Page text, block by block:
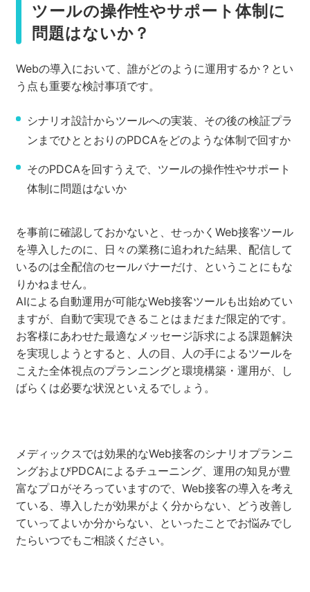
ツールの操作性やサポート体制に
問題はないか？
Webの導入において、誰がどのように運用するか？とい
う点も重要な検討事項です。
シナリオ設計からツールへの実装、その後の検証プラ
ンまでひととおりのPDCAをどのような体制で回すか
そのPDCAを回すうえで、ツールの操作性やサポート
体制に問題はないか
を事前に確認しておかないと、せっかくWeb接客ツール
を導入したのに、日々の業務に追われた結果、配信して
いるのは全配信のセールバナーだけ、ということにもな
りかねません。
AIによる自動運用が可能なWeb接客ツールも出始めてい
ますが、自動で実現できることはまだまだ限定的です。
お客様にあわせた最適なメッセージ訴求による課題解決
を実現しようとすると、人の目、人の手によるツールを
こえた全体視点のプランニングと環境構築・運用が、し
ばらくは必要な状況といえるでしょう。
メディックスでは効果的なWeb接客のシナリオプランニ
ングおよびPDCAによるチューニング、運用の知見が豊
富なプロがそろっていますので、Web接客の導入を考え
ている、導入したが効果がよく分からない、どう改善し
ていってよいか分からない、といったことでお悩みでし
たらいつでもご相談ください。